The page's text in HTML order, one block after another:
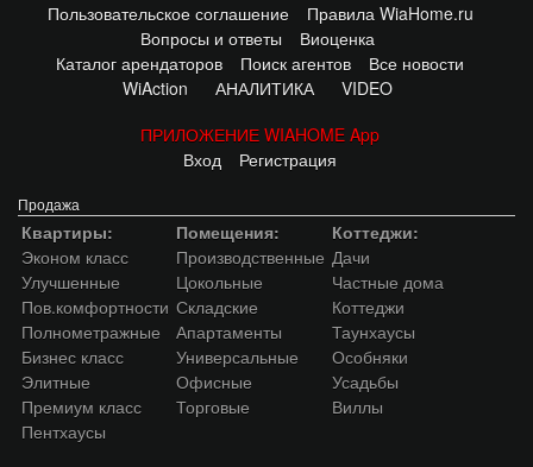
Пользовательское соглашение
Правила WiaHome.ru
Вопросы и ответы
Виоценка
Каталог арендаторов
Поиск агентов
Все новости
WiAction
АНАЛИТИКА
VIDEO
ПРИЛОЖЕНИЕ WIAHOME App
Вход
Регистрация
Продажа
Квартиры:
Эконом класс
Улучшенные
Пов.комфортности
Полнометражные
Бизнес класс
Элитные
Премиум класс
Пентхаусы
Помещения:
Производственные
Цокольные
Складские
Апартаменты
Универсальные
Офисные
Торговые
Коттеджи:
Дачи
Частные дома
Коттеджи
Таунхаусы
Особняки
Усадьбы
Виллы